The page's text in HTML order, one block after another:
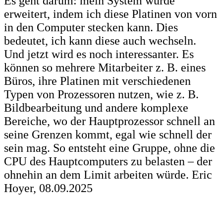
erweitert, indem ich diese Platinen von vorn
in den Computer stecken kann. Dies
bedeutet, ich kann diese auch wechseln.
Und jetzt wird es noch interessanter. Es
können so mehrere Mitarbeiter z. B. eines
Büros, ihre Platinen mit verschiedenen
Typen von Prozessoren nutzen, wie z. B.
Bildbearbeitung und andere komplexe
Bereiche, wo der Hauptprozessor schnell an
seine Grenzen kommt, egal wie schnell der
sein mag. So entsteht eine Gruppe, ohne die
CPU des Hauptcomputers zu belasten – der
ohnehin an dem Limit arbeiten würde. Eric
Hoyer, 08.09.2025